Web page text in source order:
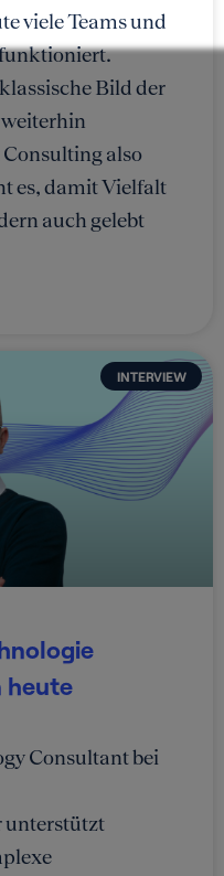
viele Teams und
Bild der
also
es, damit Vielfalt
auch gelebt
INTERVIEW
heute
Consultant bei
unterstützt